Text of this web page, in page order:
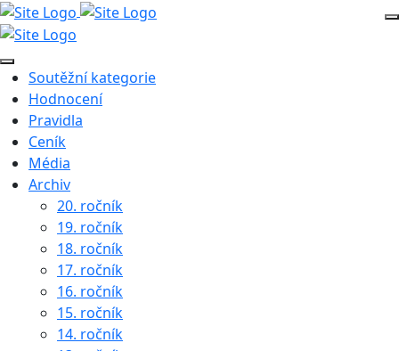
Soutěžní kategorie
Hodnocení
Pravidla
Ceník
Média
Archiv
20. ročník
19. ročník
18. ročník
17. ročník
16. ročník
15. ročník
14. ročník